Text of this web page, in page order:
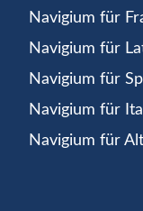
Navigium für
Navigium für
Navigium für
Navigium für
Navigium für